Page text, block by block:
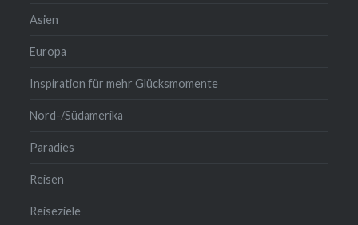
Asien
Europa
Inspiration für mehr Glücksmomente
Nord-/Südamerika
Paradies
Reisen
Reiseziele